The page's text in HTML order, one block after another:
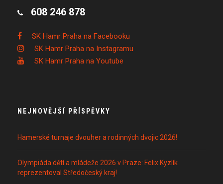
608 246 878
SK Hamr Praha na Facebooku
SK Hamr Praha na Instagramu
SK Hamr Praha na Youtube
NEJNOVĚJŠÍ PŘÍSPĚVKY
Hamerské turnaje dvouher a rodinných dvojic 2026!
Olympiáda dětí a mládeže 2026 v Praze: Felix Kyzlík
reprezentoval Středočeský kraj!